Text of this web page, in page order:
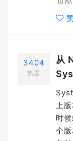
3404
热度
从
上
时
个